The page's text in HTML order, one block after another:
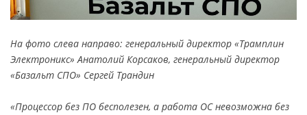
На фото слева направо: генеральный директор «Трамплин
Электроникс» Анатолий Корсаков, генеральный директор
«Базальт СПО» Сергей Трандин
«Процессор без ПО бесполезен, а работа ОС невозможна без